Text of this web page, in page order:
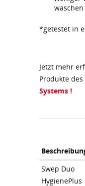
waschen
*getestet in
Jetzt mehr
Produkte des
Systems !
Swep Duo
HygienePlus